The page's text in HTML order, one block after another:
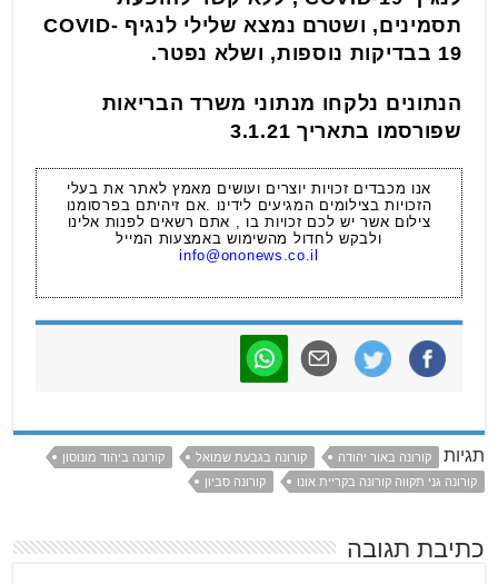
תסמינים, ושטרם נמצא שלילי לנגיף COVID-
19 בבדיקות נוספות, ושלא נפטר.
הנתונים נלקחו מנתוני משרד הבריאות
שפורסמו בתאריך 3.1.21
אנו מכבדים זכויות יוצרים ועושים מאמץ לאתר את בעלי
הזכויות בצילומים המגיעים לידינו .אם זיהיתם בפרסומנו
צילום אשר יש לכם זכויות בו , אתם רשאים לפנות אלינו
ולבקש לחדול מהשימוש באמצעות המייל
info@ononews.co.il
תגיות קורונה באור יהודה קורונה בגבעת שמואל
קורונה ביהוד מונוסון
קורונה גני תקווה קורונה בקריית אונו
קורונה סביון
כתיבת תגובה